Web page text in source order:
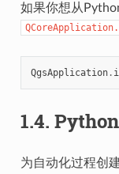
如果你想从
QgsApplication.
1.4.
为自动化过程创